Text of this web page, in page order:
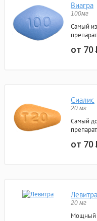
Виагра
100мг
Самый
препарат
от 70
Сиалис
20 мг
Самый
от 70
Левитра
20 мг
Мощный